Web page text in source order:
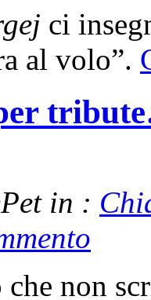
ci
al volo”.
in :
che non